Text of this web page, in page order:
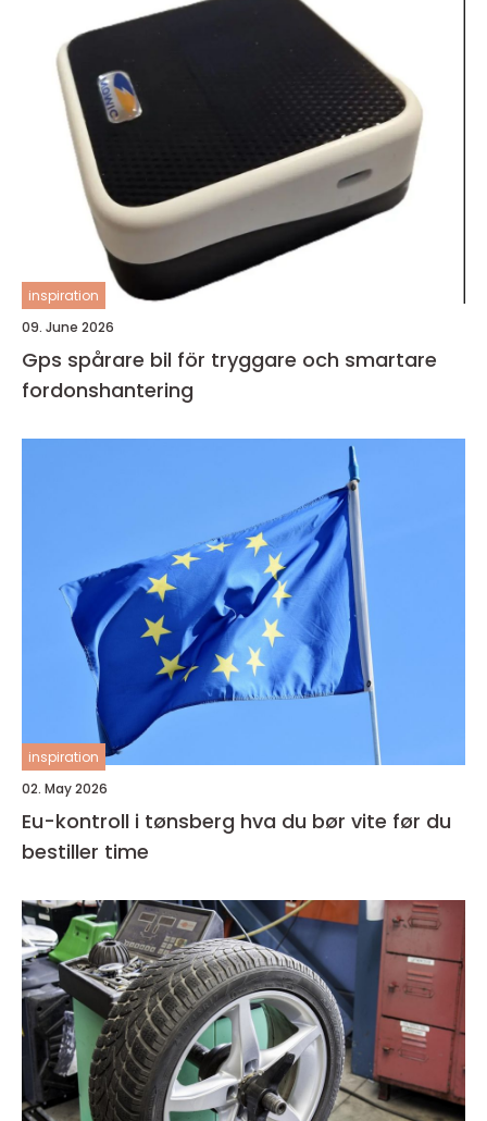
inspiration
09. June 2026
Gps spårare bil för tryggare och smartare
fordonshantering
inspiration
02. May 2026
Eu-kontroll i tønsberg hva du bør vite før du
bestiller time